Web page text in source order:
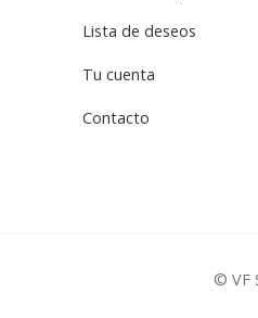
Lista de deseos
Tu cuenta
Contacto
© VF